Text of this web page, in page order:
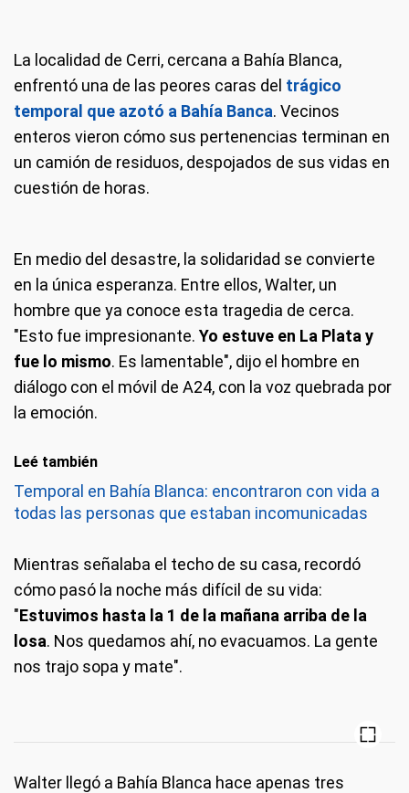
La localidad de Cerri, cercana a Bahía Blanca,
enfrentó una de las peores caras del trágico
temporal que azotó a Bahía Banca. Vecinos
enteros vieron cómo sus pertenencias terminan en
un camión de residuos, despojados de sus vidas en
cuestión de horas.
En medio del desastre, la solidaridad se convierte
en la única esperanza. Entre ellos, Walter, un
hombre que ya conoce esta tragedia de cerca.
"Esto fue impresionante. Yo estuve en La Plata y
fue lo mismo. Es lamentable", dijo el hombre en
diálogo con el móvil de A24, con la voz quebrada por
la emoción.
Leé también
Temporal en Bahía Blanca: encontraron con vida a
todas las personas que estaban incomunicadas
Mientras señalaba el techo de su casa, recordó
cómo pasó la noche más difícil de su vida:
"Estuvimos hasta la 1 de la mañana arriba de la
losa. Nos quedamos ahí, no evacuamos. La gente
nos trajo sopa y mate".
Walter llegó a Bahía Blanca hace apenas tres